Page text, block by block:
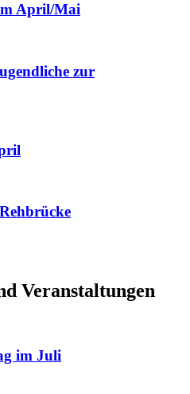
April/Mai
zur
Veranstaltungen
im Juli